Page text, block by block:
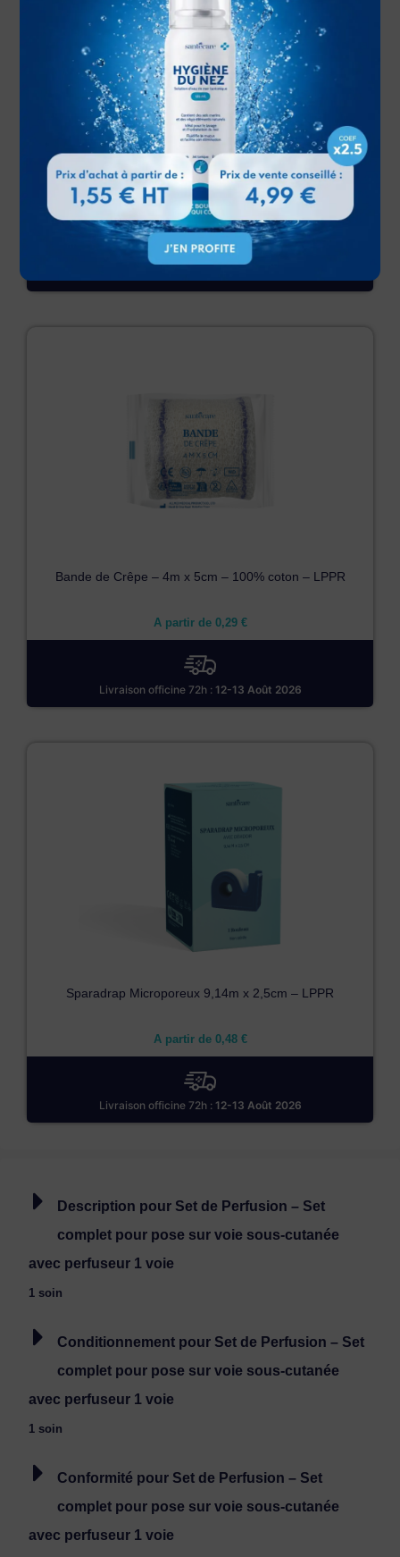
Bande de Crêpe – 4m x 10cm – 100% coton – LPPR
A partir de
Bande de Crêpe – 4m x 5cm – 100% coton – LPPR
A partir de 0,29 €
Livraison officine 72h : 12-13 Août 2026
Sparadrap Microporeux 9,14m x 2,5cm – LPPR
A partir de 0,48 €
Livraison officine 72h : 12-13 Août 2026
Description pour Set de Perfusion – Set
complet pour pose sur voie sous-cutanée
avec perfuseur 1 voie
1 soin
Conditionnement pour Set de Perfusion – Set
complet pour pose sur voie sous-cutanée
avec perfuseur 1 voie
1 soin
Conformité pour Set de Perfusion – Set
complet pour pose sur voie sous-cutanée
avec perfuseur 1 voie